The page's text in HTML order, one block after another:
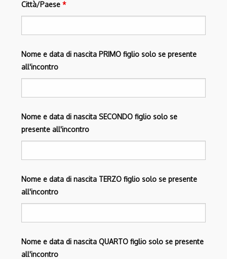
Città/Paese *
Nome e data di nascita PRIMO figlio solo se presente
all'incontro
Nome e data di nascita SECONDO figlio solo se
presente all'incontro
Nome e data di nascita TERZO figlio solo se presente
all'incontro
Nome e data di nascita QUARTO figlio solo se presente
all'incontro